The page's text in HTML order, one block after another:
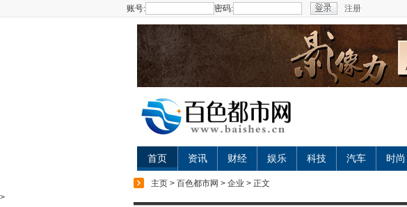
账号: 密码: 注册
首页 资讯 财经 娱乐 科技 汽车 时尚
主页 > 百色都市网 > 企业 > 正文
>